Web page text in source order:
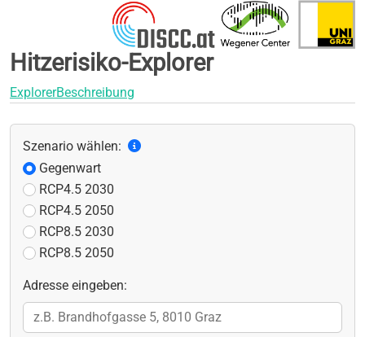
Hitzerisiko-Explorer
ExplorerBeschreibung
Szenario wählen:
Gegenwart
RCP4.5 2030
RCP4.5 2050
RCP8.5 2030
RCP8.5 2050
Adresse eingeben: